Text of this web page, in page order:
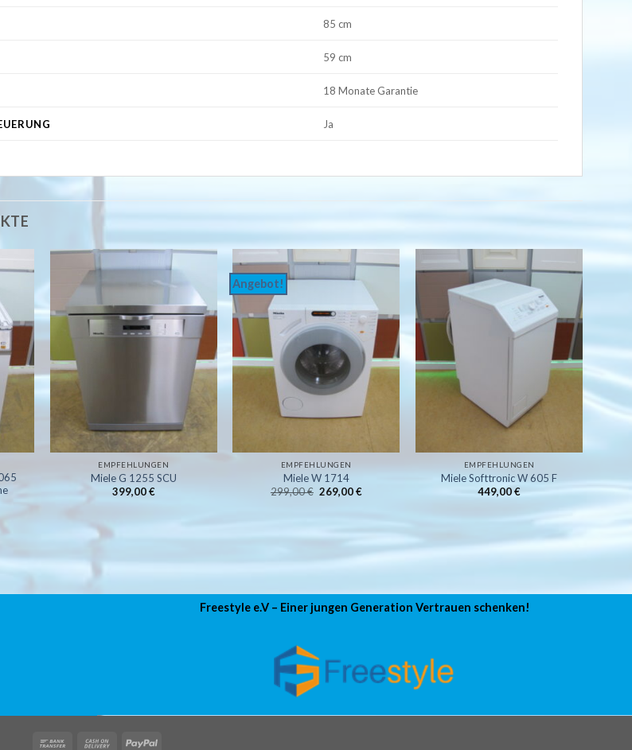
85 cm
59 cm
18 Monate Garantie
Ja
Auf
Auf
die
Wunschliste
EMPFEHLUNGEN
Miele G 1255 SCU
399,00€
Angebot!
Auf
die
Wunschliste
EMPFEHLUNGEN
Miele W 1714
299,00€ Ursprünglicher
Preis
269,00€Aktueller
Auf
die
Wunschliste
EMPFEHLUNGEN
Miele Softtronic W 605 F
449,00€
Freestyle e.V – Einer jungen Generation Vertrauen schenken!